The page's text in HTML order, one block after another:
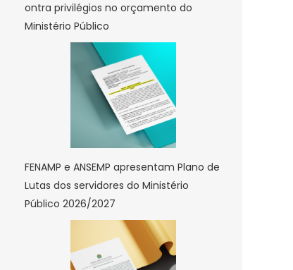
ontra privilégios no orçamento do
Ministério Público
FENAMP e ANSEMP apresentam Plano de
Lutas dos servidores do Ministério
Público 2026/2027